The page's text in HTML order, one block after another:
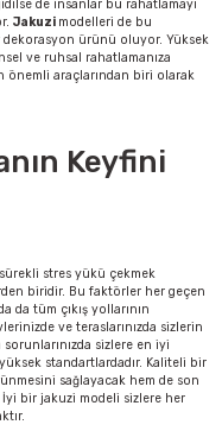
de insanlar bu rahatlamayı
Jakuzi modelleri de bu
dekorasyon ürünü oluyor. Yüksek
ve ruhsal rahatlamanıza
önemli araçlarından biri olarak
Keyfini
stres yükü çekmek
biridir. Bu faktörler her geçen
tüm çıkış yollarının
ve teraslarınızda sizlerin
sizlere en iyi
standartlardadır. Kaliteli bir
sağlayacak hem de son
İyi bir jakuzi modeli sizlere her